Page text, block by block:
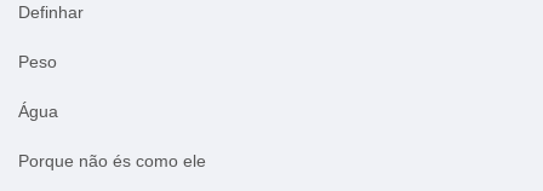
Definhar
Peso
Água
Porque não és como ele